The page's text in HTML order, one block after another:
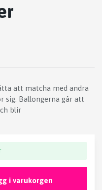
att matcha med andra
sig. Ballongerna går att
blir
i varukorgen